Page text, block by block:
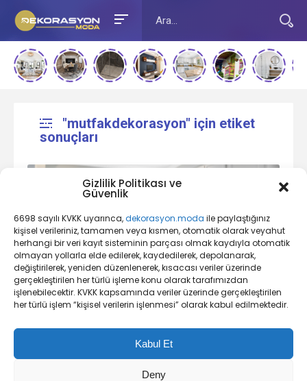
Gizlilik Politikası ve
Güvenlik
6698 sayılı KVKK uyarınca,dekorasyon.moda ile paylaştığınız
kişisel verileriniz, tamamen veya kısmen, otomatik olarak veyahut
herhangi bir veri kayıt sisteminin parçası olmak kaydıyla otomatik
olmayan yollarla elde edilerek, kaydedilerek, depolanarak,
değiştirilerek, yeniden düzenlenerek, kısacası veriler üzerinde
gerçekleştirilen her türlü işleme konu olarak tarafımızdan
işlenebilecektir. KVKK kapsamında veriler üzerinde gerçekleştirilen
her türlü işlem “kişisel verilerin işlenmesi” olarak kabul edilmektedir.
Kabul Et
Deny
"mutfakdekorasyon" için etiket
sonuçları
Mutfak Dekorasyonu Nedir?